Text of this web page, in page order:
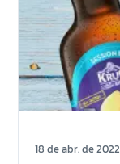
18 de abr. de 2022